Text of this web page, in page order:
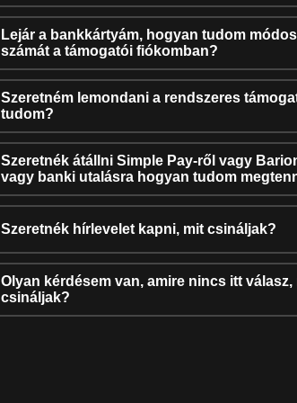
Lejár a bankkártyám, hogyan tudom
számát a támogatói fiókomban?
Szeretném lemondani a rendszeres
tudom?
Szeretnék átállni Simple Pay-ről vagy
vagy banki utalásra hogyan tudom
Szeretnék hírlevelet kapni, mit csináljak?
Olyan kérdésem van, amire nincs itt válasz,
csináljak?